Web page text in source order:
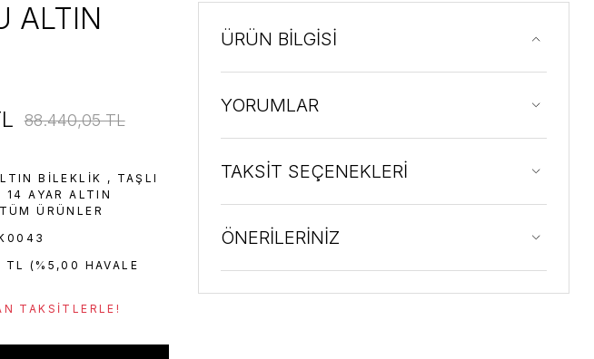
ALTIN
88.440,05 TL
BILEKLIK , TAŞLI
14 AYAR ALTIN
TÜM ÜRÜNLER
(%5,00 HAVALE
TAKSITLERLE!
ÜRÜN BİLGİSİ
YORUMLAR
TAKSİT SEÇENEKLERİ
ÖNERİLERİNİZ